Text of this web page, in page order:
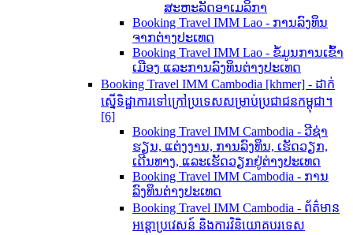
ສະຫະລັດອາເມລິກາ
Booking Travel IMM Lao - ການລົງທຶນ
ຈາກຕ່າງປະເທດ
Booking Travel IMM Lao - ຂໍ້ມູນການເຂົ້າ
ເມືອງ ແລະການລົງທຶນຕ່າງປະເທດ
Booking Travel IMM Cambodia [khmer] - ដាក់
ស្នើទិដ្ឋាការទៅក្រៅប្រទេសសម្រាប់ប្រជាជនកម្ពុជា។
[6]
Booking Travel IMM Cambodia - ວີຊ່າ
ຮຽນ, ແຕ່ງງານ, ການລົງທຶນ, ເຮັດວຽກ,
ເດີນທາງ, ແລະເຮັດວຽກຢູ່ຕ່າງປະເທດ
Booking Travel IMM Cambodia - ການ
ລົງທຶນຕ່າງປະເທດ
Booking Travel IMM Cambodia - ព័ត៌មាន
អន្តោប្រវេសន៍ និងការវិនិយោគបរទេស